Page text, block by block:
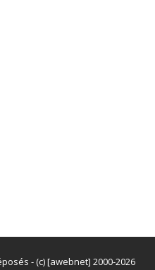
- (c) [awebnet] 2000-2026